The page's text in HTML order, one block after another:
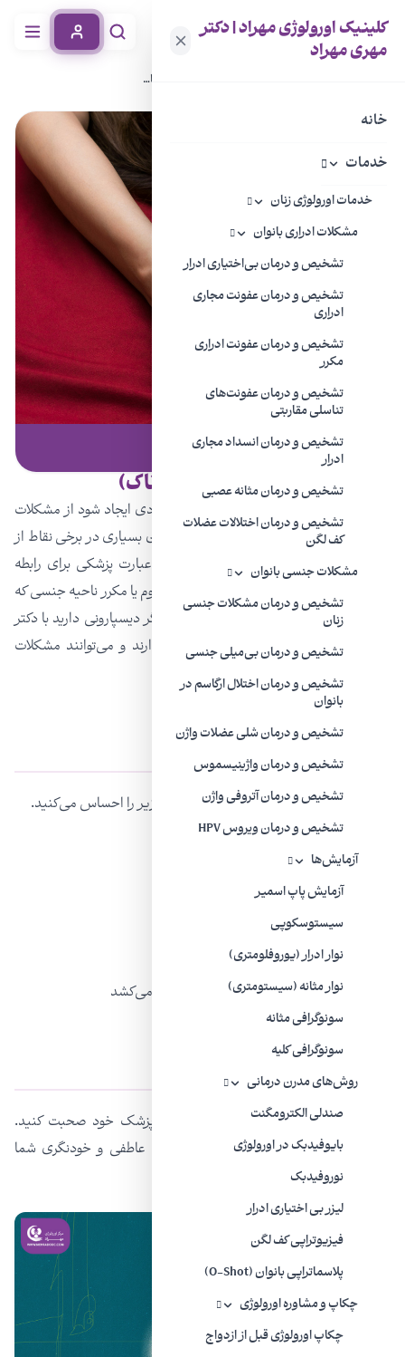
کلینیک اورولوژی مهراد | دکتر
مهری مهراد
خانه
خدمات
خدمات اورولوژی زنان
مشکلات ادراری بانوان
تشخیص و درمان بی‌اختیاری ادرار
تشخیص و درمان عفونت مجاری
ادراری
تشخیص و درمان عفونت ادراری
مکرر
تشخیص و درمان عفونت‌های
تناسلی مقاربتی
تشخیص و درمان انسداد مجاری
ادرار
تشخیص و درمان مثانه عصبی
تشخیص و درمان اختلالات عضلات
کف لگن
مشکلات جنسی بانوان
تشخیص و درمان مشکلات جنسی
زنان
تشخیص و درمان بی‌میلی جنسی
تشخیص و درمان اختلال ارگاسم در
بانوان
تشخیص و درمان شلی عضلات واژن
تشخیص و درمان واژینیسموس
تشخیص و درمان آتروفی واژن
تشخیص و درمان ویروس HPV
آزمایش‌ها
آزمایش پاپ اسمیر
سیستوسکوپی
نوار ادرار (یوروفلومتری)
نوار مثانه (سیستومتری)
سونوگرافی مثانه
سونوگرافی کلیه
روش‌های مدرن درمانی
صندلی الکترومگنت
بایوفیدبک در اورولوژی
نوروفیدبک
لیزر بی‌ اختیاری ادرار
فیزیوتراپی کف لگن
پلاسماتراپی بانوان (O-Shot)
چکاپ و مشاوره اورولوژی
چکاپ اورولوژی قبل از ازدواج
دیسپارونی (رابطه جنسی دردناک)
بدون دسته‌بندی | ۱۲ شهریور ۱۴۰۲
دیسپارونی (رابطه جنسی دردناک)
رابطه جنسی دردناک می‌تواند به دلایل متعددی ایجاد شود از مشکلات
ساختاری گرفته تا زمینه‌های روانشناختی. زنان بسیاری در برخی نقاط از
زندگی خود رابطه دردناک را تجربه می‌کنند. عبارت پزشکی برای رابطه
دیسپارونی
است، به معنای درد مداوم یا مکرر ناحیه جنسی که
قبل، حین و یا بعد از رابطه ایجاد می‌شود. اگر دیسپارونی دارید با دکتر
خود صحبت کنید. درمان‌ها بر علل توجه دارند و می‌توانند مشکلات
رایج را کم و یا حل کنند.
علائم دیسپارونی
اگر رابطه جنسی دردناکی دارید، احتمالا موارد زیر را احساس می‌کنید.
درد فقط در هنگام دخول
درد هنگام ورود هر چیزی مانند تامپون
درد عمیق هنگام دخول متناوب
درد سوزشی یا خارشی
درد ضربانی که تا یک ساعت بعد از رابطه طول می‌کشد
چه زمانی به دکتر مراجعه کنیم؟
اگر درد مکرر هنگام رابطه جنسی دارید با پزشک خود صحبت کنید.
درمان مشکلاتتان به زندگی جنسی، نزدیکی عاطفی و خودنگر‌ی شما
کمک می‌کند.